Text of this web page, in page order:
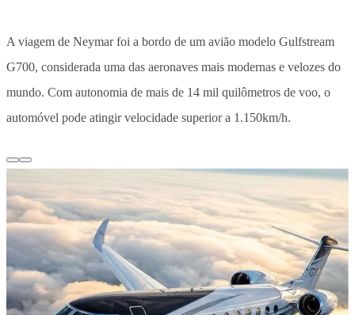
A viagem de Neymar foi a bordo de um avião modelo Gulfstream
G700, considerada uma das aeronaves mais modernas e velozes do
mundo. Com autonomia de mais de 14 mil quilômetros de voo, o
automóvel pode atingir velocidade superior a 1.150km/h.